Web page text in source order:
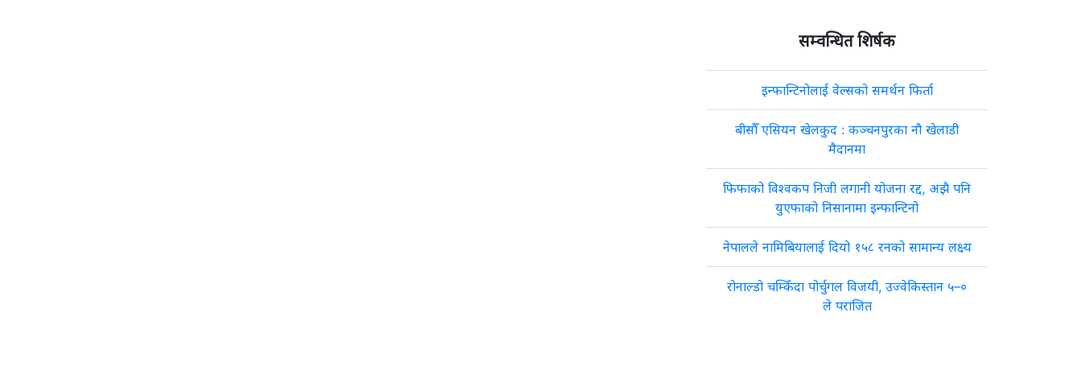
सम्वन्धित शिर्षक
इन्फान्टिनोलाई वेल्सको समर्थन फिर्ता
बीसौँ एसियन खेलकुद : कञ्चनपुरका नौ खेलाडी
मैदानमा
फिफाको विश्वकप निजी लगानी योजना रद्द, अझै पनि
युएफाको निसानामा इन्फान्टिनो
नेपालले नामिबियालाई दियो १५८ रनको सामान्य लक्ष्य
रोनाल्डो चम्किँदा पोर्चुगल विजयी, उज्वेकिस्तान ५–०
ले पराजित